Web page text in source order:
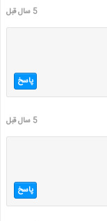
5 سال قبل
پاسخ
5 سال قبل
پاسخ